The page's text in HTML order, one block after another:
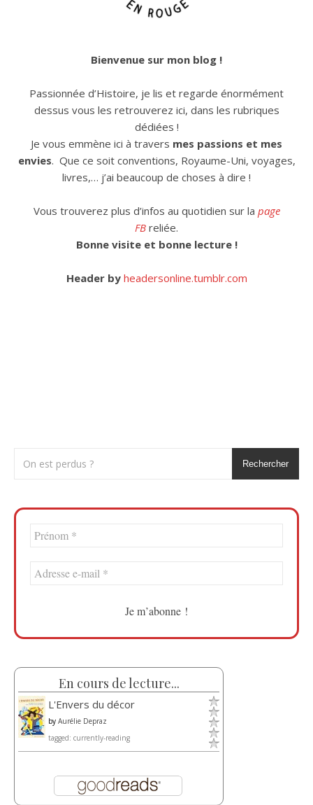
Bienvenue sur mon blog !
Passionnée d’Histoire, je lis et regarde énormément
dessus vous les retrouverez ici, dans les rubriques
dédiées !
Je vous emmène ici à travers mes passions et mes
envies. Que ce soit conventions, Royaume-Uni, voyages,
livres,… j’ai beaucoup de choses à dire !
Vous trouverez plus d’infos au quotidien sur la page
FB reliée.
Bonne visite et bonne lecture !
Header by headersonline.tumblr.com
Rechercher
En cours de lecture...
L'Envers du décor
by Aurélie Depraz
tagged: currently-reading